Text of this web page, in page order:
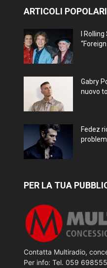
ARTICOLI POPOLARI
I
Gabry
nuovo
Fedez
PER LA TUA
Contatta Multiradio,
Per info: Tel. 059 698555